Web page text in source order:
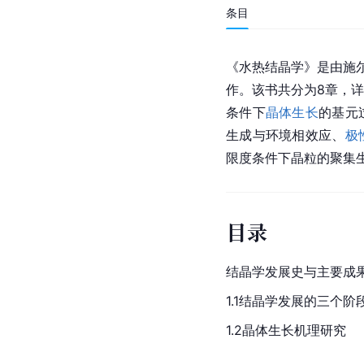
条目
《水热结晶学》是由
作。该书共分为8章，
条件下晶体生长的基元
生成与环境相效应、 极
限度条件下晶粒的聚集
目录
结晶学发展史与主要成
1.1结晶学发展的三个阶
1.2晶体生长机理研究